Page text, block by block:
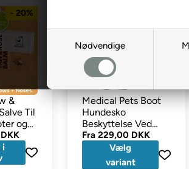
Nødvendige
- 20%
&
Til
og
i
Medical Pets Boot
Hundesko
Beskyttelse Ved
Sygdom &
Udfordringer
Fra229,00 DKK
Vælg
variant